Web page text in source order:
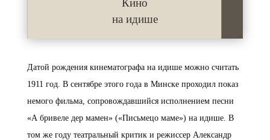
на идише
Датой рождения кинематографа на идише можно считать
1911 год. В сентябре этого года в Минске проходил показ
немого фильма, сопровождавшийся исполнением песни
«А бривеле дер мамен» («Письмецо маме») на идише. В
том же году театральный критик и режиссер Александр